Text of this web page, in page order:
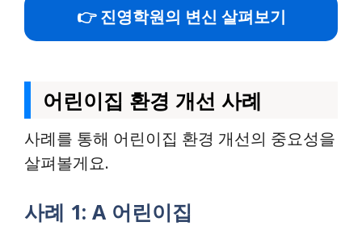
👉 진영학원의 변신 살펴보기
어린이집 환경 개선 사례
사례를 통해 어린이집 환경 개선의 중요성을
살펴볼게요.
사례 1: A 어린이집